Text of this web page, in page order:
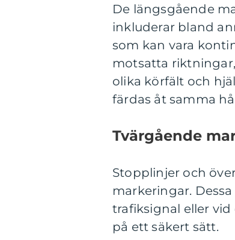
De längsgående
inkluderar bland
som kan vara
motsatta
olika körfält och
färdas åt samma
Tvärgående
Stopplinjer och
markeringar.
trafiksignal eller
på ett säkert sätt.